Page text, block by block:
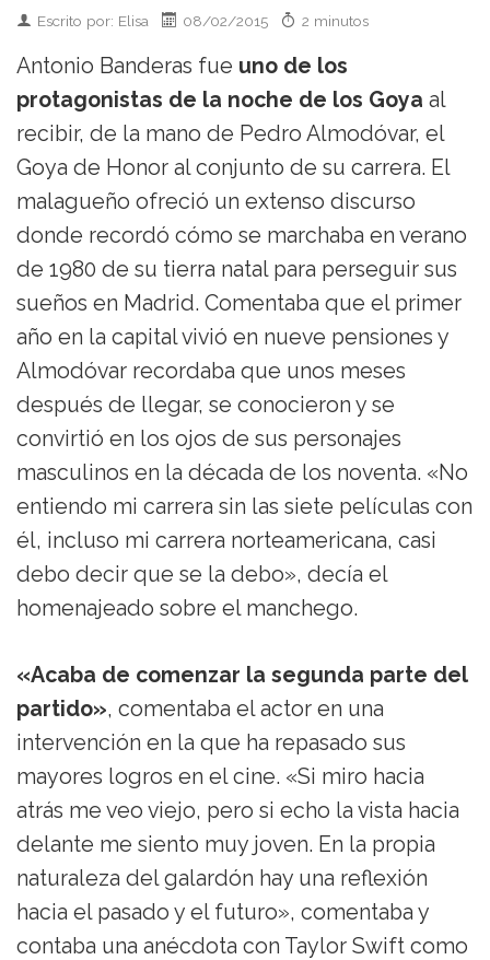
Escrito por: Elisa 08/02/2015 2 minutos
Antonio Banderas fue uno de los
protagonistas de la noche de los Goya al
recibir, de la mano de Pedro Almodóvar, el
Goya de Honor al conjunto de su carrera. El
malagueño ofreció un extenso discurso
donde recordó cómo se marchaba en verano
de 1980 de su tierra natal para perseguir sus
sueños en Madrid. Comentaba que el primer
año en la capital vivió en nueve pensiones y
Almodóvar recordaba que unos meses
después de llegar, se conocieron y se
convirtió en los ojos de sus personajes
masculinos en la década de los noventa. «No
entiendo mi carrera sin las siete películas con
él, incluso mi carrera norteamericana, casi
debo decir que se la debo», decía el
homenajeado sobre el manchego.
«Acaba de comenzar la segunda parte del
partido», comentaba el actor en una
intervención en la que ha repasado sus
mayores logros en el cine. «Si miro hacia
atrás me veo viejo, pero si echo la vista hacia
delante me siento muy joven. En la propia
naturaleza del galardón hay una reflexión
hacia el pasado y el futuro», comentaba y
contaba una anécdota con Taylor Swift como